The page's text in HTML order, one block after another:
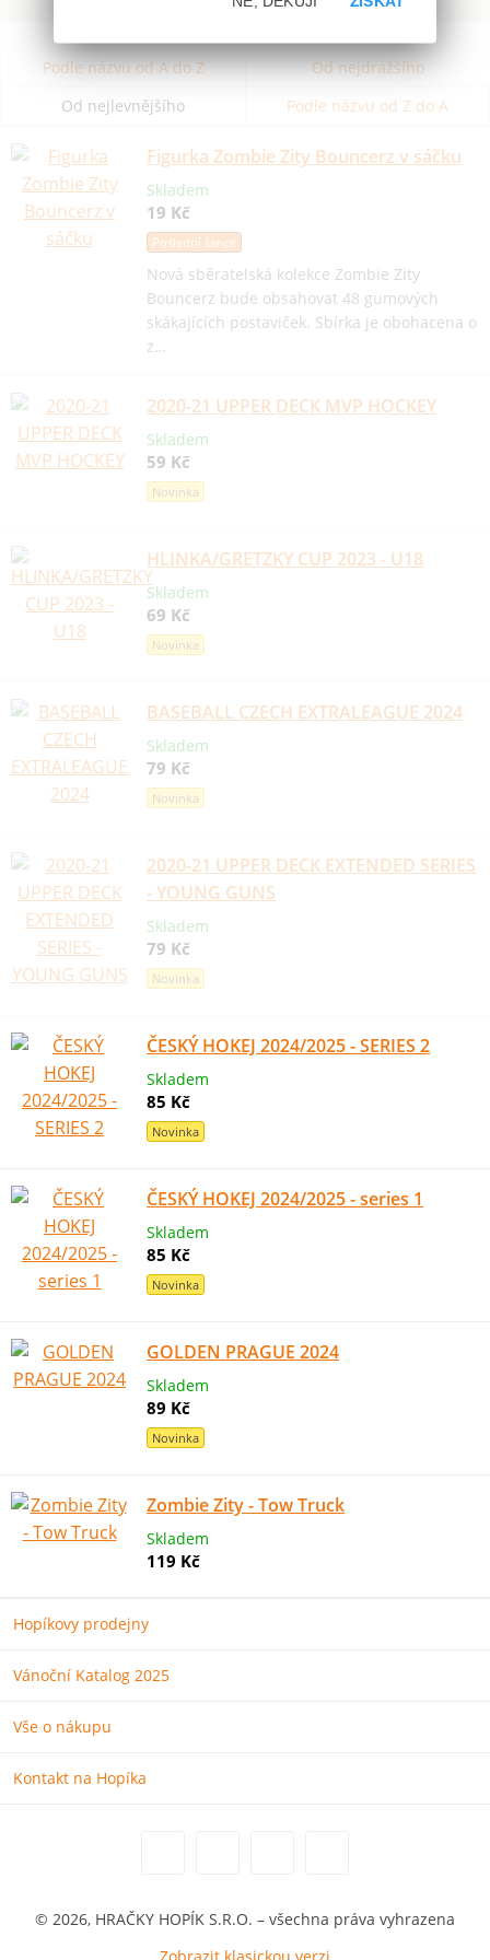
Podle názvu od A do Z
Od nejdražšího
Od nejlevnějšího
Podle názvu od Z do A
Figurka Zombie Zity Bouncerz v sáčku
Skladem
19 Kč
Poslední šance
Nová sběratelská kolekce Zombie Zity
Bouncerz bude obsahovat 48 gumových
skákajících postaviček. Sbírka je obohacena o
z…
2020-21 UPPER DECK MVP HOCKEY
Skladem
59 Kč
Novinka
HLINKA/GRETZKY CUP 2023 - U18
Skladem
69 Kč
Novinka
BASEBALL CZECH EXTRALEAGUE 2024
Skladem
79 Kč
Novinka
2020-21 UPPER DECK EXTENDED SERIES
- YOUNG GUNS
Skladem
79 Kč
Novinka
ČESKÝ HOKEJ 2024/2025 - SERIES 2
Skladem
85 Kč
Novinka
ČESKÝ HOKEJ 2024/2025 - series 1
Skladem
85 Kč
Novinka
GOLDEN PRAGUE 2024
Skladem
89 Kč
Novinka
Zombie Zity - Tow Truck
Skladem
119 Kč
Hopíkovy prodejny
Vánoční Katalog 2025
Vše o nákupu
Kontakt na Hopíka
© 2026, HRAČKY HOPÍK S.R.O. – všechna práva vyhrazena